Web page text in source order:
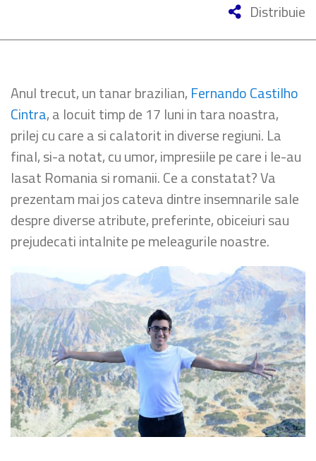
Distribuie
Anul trecut, un tanar brazilian, Fernando Castilho
Cintra, a locuit timp de 17 luni in tara noastra,
prilej cu care a si calatorit in diverse regiuni. La
final, si-a notat, cu umor, impresiile pe care i le-au
lasat Romania si romanii. Ce a constatat? Va
prezentam mai jos cateva dintre insemnarile sale
despre diverse atribute, preferinte, obiceiuri sau
prejudecati intalnite pe meleagurile noastre.